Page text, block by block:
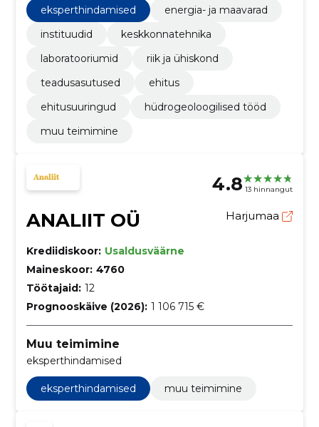
bensiin, Kutserõivad, eritöörõivad ja manused,
Uurimis- ja eksperimentaalarendustöö teenused
eksperthindamised
energia- ja maavarad
instituudid
keskkonnatehnika
laboratooriumid
riik ja ühiskond
teadusasutused
ehitus
ehitusuuringud
hüdrogeoloogilised tööd
muu teimimine
4.8 13 hinnangut
ANALIIT OÜ Harjumaa
Krediidiskoor: Usaldusväärne
Maineskoor: 4760
Töötajaid: 12
Prognooskäive (2026): 1 106 715 €
Muu teimimine
eksperthindamised
eksperthindamised muu teimimine